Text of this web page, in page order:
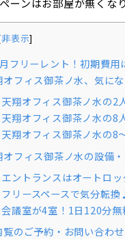
ーンはお部屋が無くな
非表示]
フリーレント！初期費用
オフィス御茶ノ水、気に
天翔オフィス御茶ノ水の2
天翔オフィス御茶ノ水の8
天翔オフィス御茶ノ水の8
オフィス御茶ノ水の設備
エントランスはオートロ
フリースペースで気分転
会議室が4室！1日120分無
覧のご予約・お問い合わせ